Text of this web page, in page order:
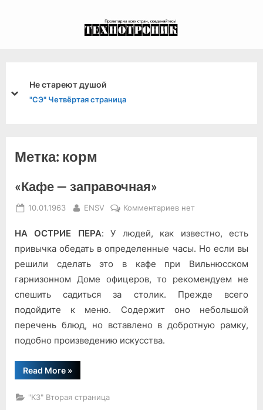
Не стареют душой
"СЭ" Четвёртая страница
prev
next
Метка: корм
«Кафе — заправочная»
Posted
10.01.1963 By
ENSV Комментариевк
«Кафе
—
заправочная»
нет
НА ОСТРИЕ ПЕРА: У людей, как известно, есть
привычка обедать в определенные часы. Но если вы
решили сделать это в кафе при Вильнюсском
гарнизонном Доме офицеров, то рекомендуем не
спешить садиться за столик. Прежде всего
подойдите к меню. Содержит оно небольшой
перечень блюд, но вставлено в добротную рамку,
подобно произведению искусства.
Read More“«Кафе
—
»
"КЗ" Вторая страница